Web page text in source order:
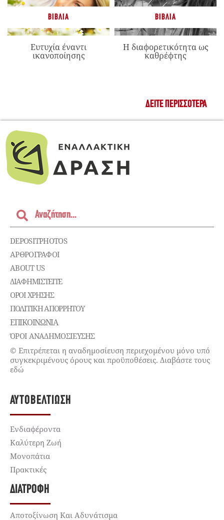
ΒΙΒΛΊΑ
Ευτυχία έναντι
ικανοποίησης
ΒΙΒΛΊΑ
Η διαφορετικότητα ως
καθρέφτης
ΔΕΊΤΕ ΠΕΡΙΣΣΌΤΕΡΑ
DEPOSITPHOTOS
ΑΡΘΡΟΓΡΑΦΟΙ
ABOUT US
ΔΙΑΦΗΜΙΣΤΕΊΤΕ
ΌΡΟΙ ΧΡΉΣΗΣ
ΠΟΛΙΤΙΚΉ ΑΠΟΡΡΉΤΟΥ
ΕΠΙΚΟΙΝΩΝΊΑ
ΌΡΟΙ ΑΝΑΔΗΜΟΣΙΕΥΣΗΣ
© Επιτρέπεται η αναδημοσίευση περιεχομένου μόνο υπό
συγκεκριμένους όρους και προϋποθέσεις. Διαβάστε τους
εδώ
ΑΥΤΟΒΕΛΤΊΩΣΗ
Ενδιαφέροντα
Καλύτερη Ζωή
Μονοπάτια
Πρακτικές
ΔΙΑΤΡΟΦΉ
Αποτοξίνωση Και Αδυνάτισμα